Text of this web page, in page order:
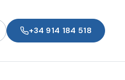
+34 914 184 518